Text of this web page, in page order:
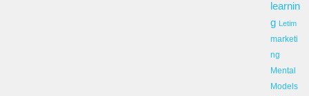
learnin
g Letim
marketi
ng
Mental
Models